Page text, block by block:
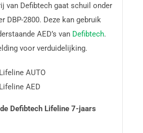
van Defibtech gaat schuil onder
DBP-2800. Deze kan gebruik
AED’s van Defibtech.
voor verduidelijking.
AUTO
AED
Defibtech Lifeline 7-jaars